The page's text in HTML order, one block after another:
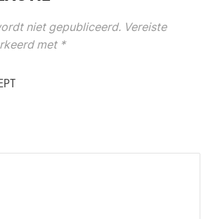
niet gepubliceerd. Vereiste
met *